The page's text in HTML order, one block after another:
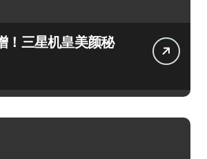
！三星机皇美颜秘